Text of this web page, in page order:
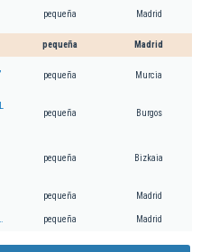
pequeña Madrid
pequeña Madrid
pequeña Murcia
pequeña Burgos
pequeña Bizkaia
pequeña Madrid
pequeña Madrid